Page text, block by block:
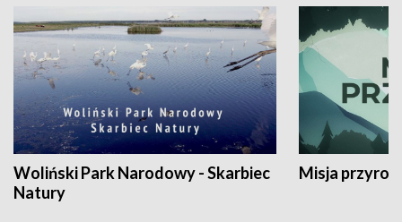
Woliński Park Narodowy - Skarbiec
Natury
Misja